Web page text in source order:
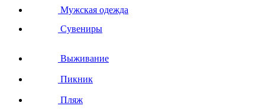
Мужская одежда
Сувениры
Выживание
Пикник
Пляж